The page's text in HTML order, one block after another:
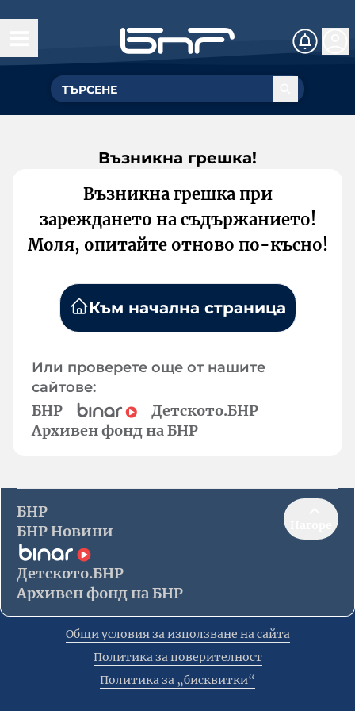
Възникна грешка!
Възникна грешка при
зареждането на съдържанието!
Моля, опитайте отново по-късно!
Към начална страница
Или проверете още от нашите
сайтове:
БНР
Детското.БНР
Архивен фонд на БНР
БНР
БНР Новини
Детското.БНР
Архивен фонд на БНР
Общи условия за използване на сайта
Политика за поверителност
Политика за „бисквитки“